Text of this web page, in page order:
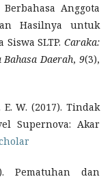
Anggota
Hasilnya untuk
SLTP. Caraka:
Daerah,9(3),
W. (2017). Tindak
Supernova: Akar
Pematuhan dan